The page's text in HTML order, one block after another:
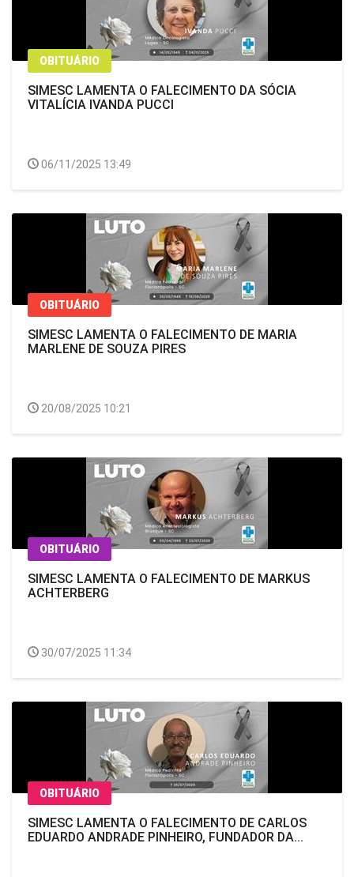
OBITUÁRIO
SIMESC LAMENTA O FALECIMENTO DA SÓCIA
VITALÍCIA IVANDA PUCCI
06/11/2025 13:49
OBITUÁRIO
SIMESC LAMENTA O FALECIMENTO DE MARIA
MARLENE DE SOUZA PIRES
20/08/2025 10:21
OBITUÁRIO
SIMESC LAMENTA O FALECIMENTO DE MARKUS
ACHTERBERG
30/07/2025 11:34
OBITUÁRIO
SIMESC LAMENTA O FALECIMENTO DE CARLOS
EDUARDO ANDRADE PINHEIRO, FUNDADOR DA...